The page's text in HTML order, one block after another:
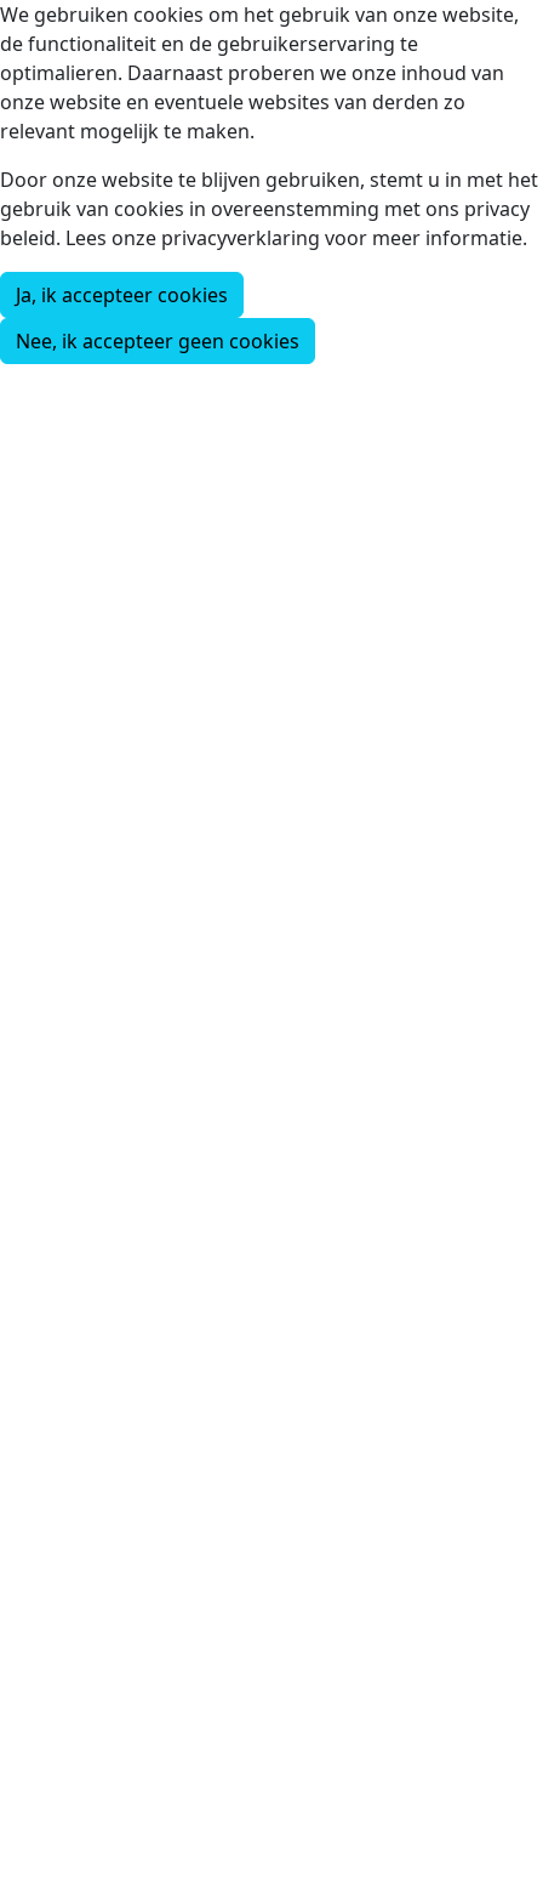
We gebruiken cookies om het gebruik van onze website,
de functionaliteit en de gebruikerservaring te
optimalieren. Daarnaast proberen we onze inhoud van
onze website en eventuele websites van derden zo
relevant mogelijk te maken.
Door onze website te blijven gebruiken, stemt u in met het
gebruik van cookies in overeenstemming met ons privacy
beleid. Lees onze privacyverklaring voor meer informatie.
Ja, ik accepteer cookies
Nee, ik accepteer geen cookies